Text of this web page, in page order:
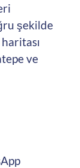
şekilde
ve